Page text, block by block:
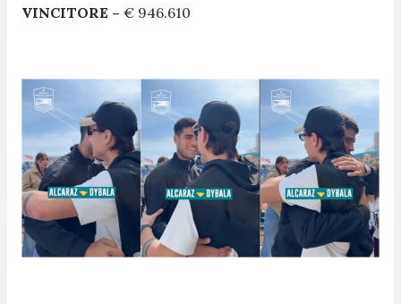
VINCITORE – € 946.610